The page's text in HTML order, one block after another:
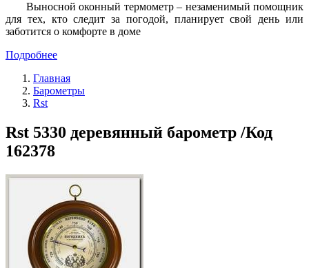
Выносной оконный термометр – незаменимый помощник
для тех, кто следит за погодой, планирует свой день или
заботится о комфорте в доме
Подробнее
Главная
Барометры
Rst
Rst 5330 деревянный барометр /Код
162378